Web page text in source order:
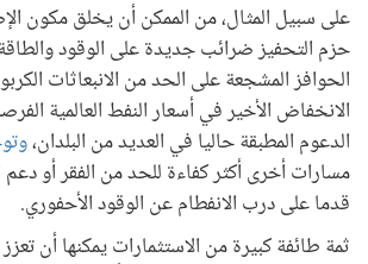
على سبيل المثال، من الممكن أن يخلق مكون
حزم التحفيز ضرائب جديدة على الوقود
الحوافز المشجعة على الحد من الانبعاثات
الانخفاض الأخير في أسعار النفط العالمية
الدعوم المطبقة حاليا في العديد من البلدان،
مسارات أخرى أكثر كفاءة للحد من الفقر أو
قدما على درب الانفطام عن الوقود الأحفوري.
ثمة طائفة كبيرة من الاستثمارات يمكنها أن